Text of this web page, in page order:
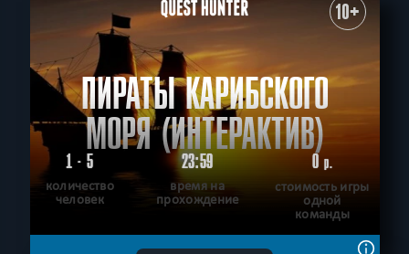
10+
ПИРАТЫ КАРИБСКОГО
МОРЯ (ИНТЕРАКТИВ)
1 - 5
количество
человек
23:59
время на
прохождение
0 р.
стоимость игры
одной
команды